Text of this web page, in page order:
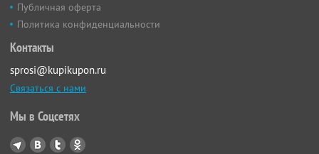
Публичная оферта
Политика конфиденциальности
Контакты
sprosi@kupikupon.ru
Связаться с нами
Мы в Соцсетях